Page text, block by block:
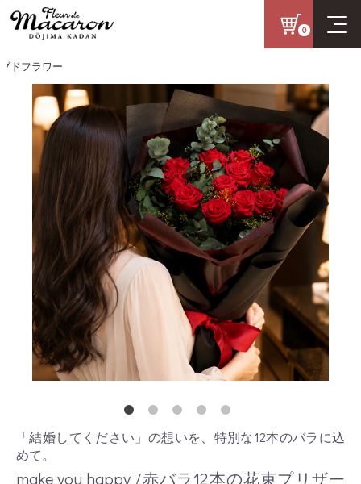
0
ワー
「結婚してください」の想いを、特別な12本のバラに込
めて。
make you happy /赤バラ12本の花束プリザー